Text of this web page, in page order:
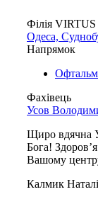
Філія VIRTUS
Одеса,
Напрямок
Фахівець
Усов
Щиро вдячна
Бога!
Вашому
Калмик